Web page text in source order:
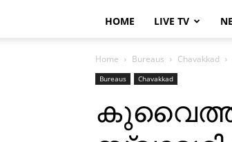
HOME LIVE TV
Home Bureaus Chavakkad
Bureaus Chavakkad
കുവൈത്ത്